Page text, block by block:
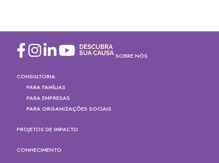
SOBRE NÓS
CONSULTORIA
PARA FAMÍLIAS
PARA EMPRESAS
PARA ORGANIZAÇÕES SOCIAIS
PROJETOS DE IMPACTO
CONHECIMENTO